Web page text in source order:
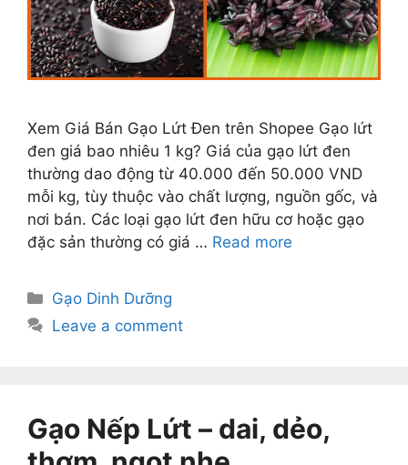
Xem Giá Bán Gạo Lứt Đen trên Shopee Gạo lứt
đen giá bao nhiêu 1 kg? Giá của gạo lứt đen
thường dao động từ 40.000 đến 50.000 VND
mỗi kg, tùy thuộc vào chất lượng, nguồn gốc, và
nơi bán. Các loại gạo lứt đen hữu cơ hoặc gạo
đặc sản thường có giá … Read more
Categories
Gạo Dinh Dưỡng
Leave a comment
Gạo Nếp Lứt – dai, dẻo,